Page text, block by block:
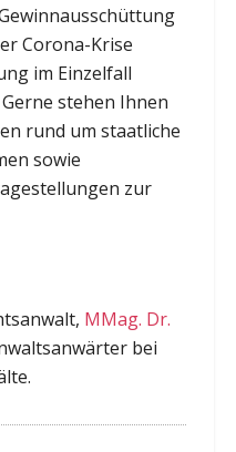
Corona-Krise
im Einzelfall
stehen Ihnen
rund um staatliche
sowie
zur
MMag. Dr.
bei